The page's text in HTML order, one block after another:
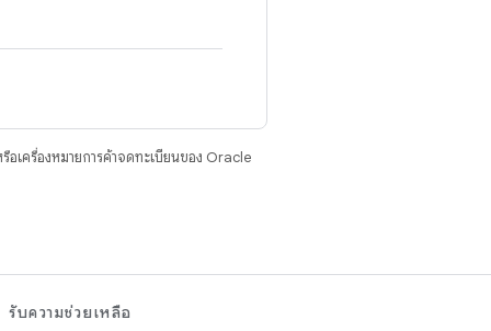
อเครื่องหมายการค้าจดทะเบียนของ Oracle
รับความช่วยเหลือ